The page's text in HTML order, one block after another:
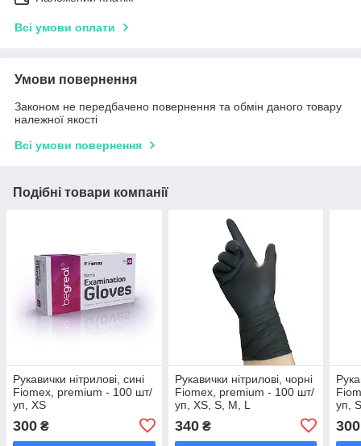
Всі умови оплати
Умови повернення
Законом не передбачено повернення та обмін даного товару
належної якості
Всі умови повернення
Подібні товари компанії
Рукавички нітрилові, сині
Fiomex, premium - 100 шт/
уп, XS
300 ₴
Рукавички нітрилові, чорні
Fiomex, premium - 100 шт/
уп, XS, S, M, L
340₴
уп,
300